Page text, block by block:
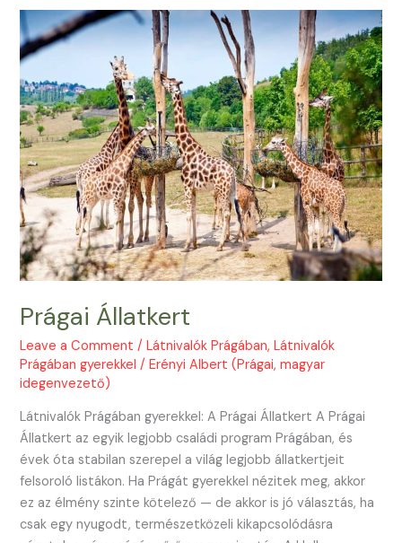
ingyenes
látnivalója:
A
könyvtorony
Prágai Állatkert
Leave a Comment /Látnivalók Prágában,Látnivalók
Prágában gyerekkel /Erényi Albert (Prágai, magyar
idegenvezető)
Látnivalók Prágában gyerekkel: A Prágai Állatkert A Prágai
Állatkert az egyik legjobb családi program Prágában, és
évek óta stabilan szerepel a világ legjobb állatkertjeit
felsoroló listákon. Ha Prágát gyerekkel nézitek meg, akkor
ez az élmény szinte kötelező — de akkor is jó választás, ha
csak egy nyugodt, természetközeli kikapcsolódásra